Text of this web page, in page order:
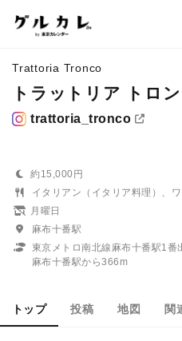
Trattoria Tronco
トラットリア トロン
trattoria_tronco
約15,000円
イタリアン（イタリア料理）、
月曜日
麻布十番駅
東京メトロ南北線麻布十番駅1番
麻布十番駅から366m
トップ 投稿 地図 関